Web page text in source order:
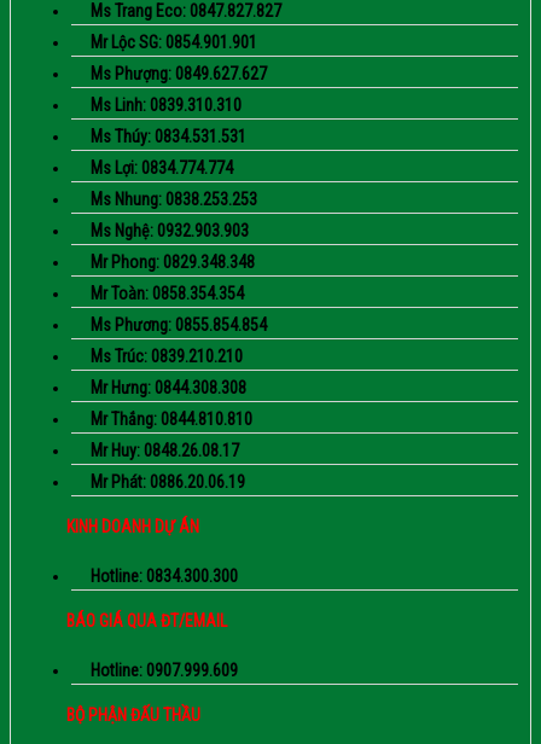
Ms Trang Eco: 0847.827.827
Mr Lộc SG: 0854.901.901
Ms Phượng: 0849.627.627
Ms Linh: 0839.310.310
Ms Thúy: 0834.531.531
Ms Lợi: 0834.774.774
Ms Nhung: 0838.253.253
Ms Nghệ: 0932.903.903
Mr Phong: 0829.348.348
Mr Toàn: 0858.354.354
Ms Phương: 0855.854.854
Ms Trúc: 0839.210.210
Mr Hưng: 0844.308.308
Mr Thắng: 0844.810.810
Mr Huy: 0848.26.08.17
Mr Phát: 0886.20.06.19
KINH DOANH DỰ ÁN
Hotline: 0834.300.300
BÁO GIÁ QUA ĐT/EMAIL
Hotline: 0907.999.609
BỘ PHẬN ĐẤU THẦU